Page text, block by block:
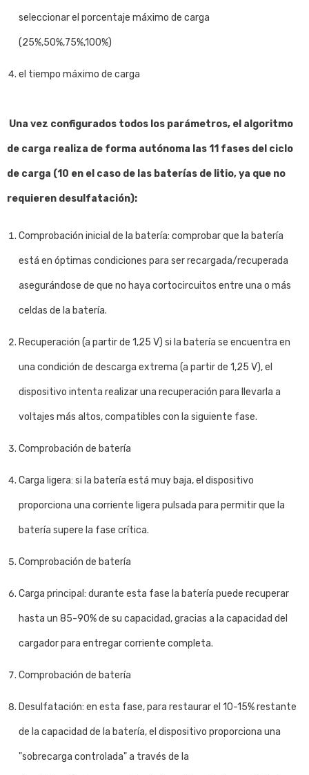
seleccionar el porcentaje máximo de carga
(25%,50%,75%,100%)
el tiempo máximo de carga
Una vez configurados todos los parámetros, el algoritmo
de carga realiza de forma autónoma las 11 fases del ciclo
de carga (10 en el caso de las baterías de litio, ya que no
requieren desulfatación):
Comprobación inicial de la batería: comprobar que la batería
está en óptimas condiciones para ser recargada/recuperada
asegurándose de que no haya cortocircuitos entre una o más
celdas de la batería.
Recuperación (a partir de 1,25 V) si la batería se encuentra en
una condición de descarga extrema (a partir de 1,25 V), el
dispositivo intenta realizar una recuperación para llevarla a
voltajes más altos, compatibles con la siguiente fase.
Comprobación de batería
Carga ligera: si la batería está muy baja, el dispositivo
proporciona una corriente ligera pulsada para permitir que la
batería supere la fase crítica.
Comprobación de batería
Carga principal: durante esta fase la batería puede recuperar
hasta un 85-90% de su capacidad, gracias a la capacidad del
cargador para entregar corriente completa.
Comprobación de batería
Desulfatación: en esta fase, para restaurar el 10-15% restante
de la capacidad de la batería, el dispositivo proporciona una
"sobrecarga controlada" a través de la